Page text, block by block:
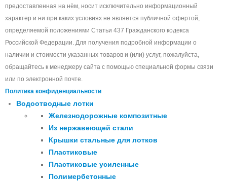
предоставленная на нём, носит исключительно информационный
характер и ни при каких условиях не является публичной офертой,
определяемой положениями Статьи 437 Гражданского кодекса
Российской Федерации. Для получения подробной информации о
наличии и стоимости указанных товаров и (или) услуг, пожалуйста,
обращайтесь к менеджеру сайта с помощью специальной формы связи
или по электронной почте.
Политика конфиденциальности
Водоотводные лотки
Железнодорожные композитные
Из нержавеющей стали
Крышки стальные для лотков
Пластиковые
Пластиковые усиленные
Полимербетонные